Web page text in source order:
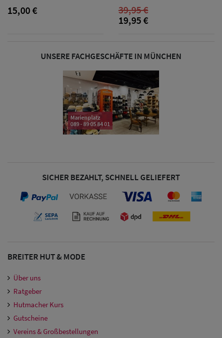
Bandana Caps
& Visoren
Snapback Caps
Damen Caps
Großgrößen
15,00 €
39,95 €
19,95 €
UNSERE FACHGESCHÄFTE IN MÜNCHEN
Marienplatz
089 - 89 05 84 01
SICHER BEZAHLT, SCHNELL GELIEFERT
BREITER HUT & MODE
Über uns
Ratgeber
Hutmacher Kurs
Gutscheine
Vereins & Großbestellungen